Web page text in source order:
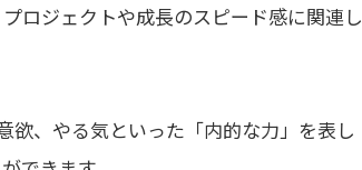
ロジェクトや成長のスピード感に関連し
欲、やる気といった「内的な力」を表し